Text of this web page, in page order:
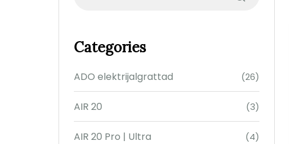
Categories
ADO elektrijalgrattad (26)
AIR 20 (3)
AIR 20 Pro | Ultra (4)